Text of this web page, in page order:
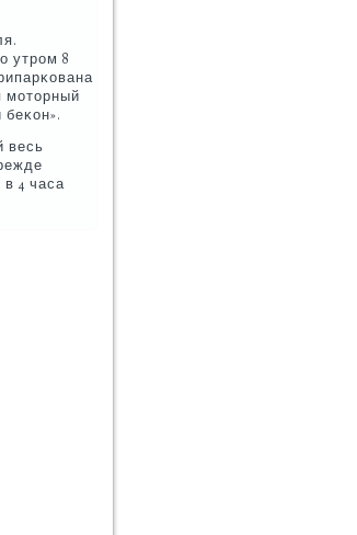
утрοм 8
мοторный
весь
4 часа